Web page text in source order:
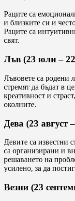
Раците са
и близките си и
Раците са
свят.
Лъв (23 юли – 22
Лъвовете са родени
стремят да бъдат в
креативност и
околните.
Дева (23 август
Девите са известни
са организирани и
решаването на
усилено, за да
Везни (23